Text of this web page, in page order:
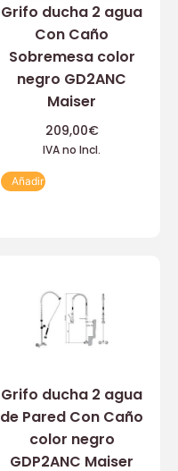
Grifo ducha 2 agua
Con Caño
Sobremesa color
negro GD2ANC
Maiser
209,00€
IVA no Incl.
Añadir
Grifo ducha 2 agua
de Pared Con Caño
color negro
GDP2ANC Maiser